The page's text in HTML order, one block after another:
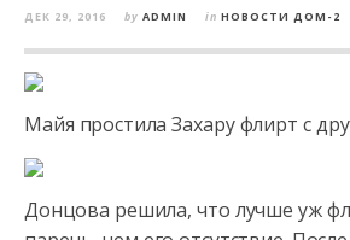
ДЕК 29, 2016 by ADMIN in НОВОСТИ ДОМ-2
Майя простила Захару флирт с
Донцова решила, что лучше уж